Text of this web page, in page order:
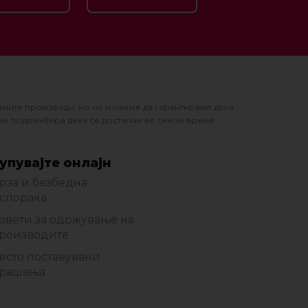
производи, но не можеме да гарантираме дека
подразбира дека се достапни во секое време.
онлајн
и безбедна
за одржување на
поставувани